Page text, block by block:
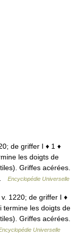
de griffer I ♦ 1 ♦
les doigts de
Griffes acérées.
Encyclopédie Universelle
1220; de griffer I ♦
termine les doigts de
Griffes acérées.
Universelle